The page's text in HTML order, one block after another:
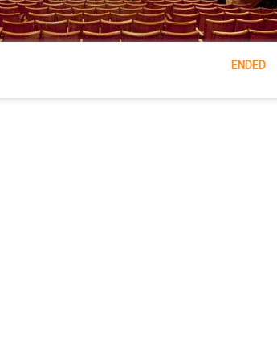
ENDED